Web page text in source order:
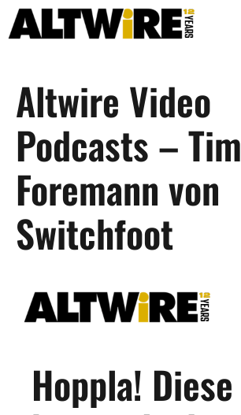
Zum
Inhalt
Altwire Video
Podcasts – Tim
Foremann von
Switchfoot